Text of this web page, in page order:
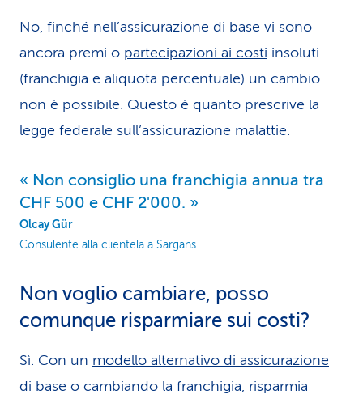
No, finché nell’assicurazione di base vi sono
ancora premi o partecipazioni ai costi insoluti
(franchigia e aliquota percentuale) un cambio
non è possibile. Questo è quanto prescrive la
legge federale sull’assicurazione malattie.
Non consiglio una franchigia annua tra
CHF 500 e CHF 2'000.
Olcay Gür
Consulente alla clientela a Sargans
Non voglio cambiare, posso
comunque risparmiare sui costi?
Sì. Con un modello alternativo di assicurazione
di base o cambiando la franchigia, risparmia